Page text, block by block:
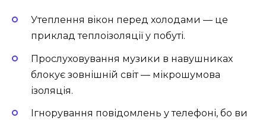
Утеплення вікон перед холодами — це
приклад теплоізоляції у побуті.
Прослуховування музики в навушниках
блокує зовнішній світ — мікрошумова
ізоляція.
Ігнорування повідомлень у телефоні, бо ви